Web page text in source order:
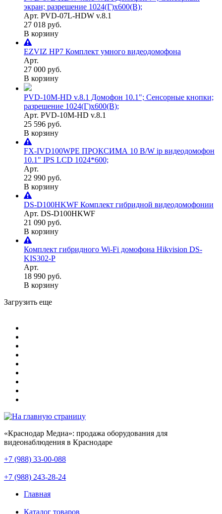
экран; разрешение 1024(Г)x600(В);
Арт. PVD-07L-HDW v.8.1
27 018 руб.
В корзину
EZVIZ HP7 Комплект умного видеодомофона
Арт.
27 000 руб.
В корзину
PVD-10M-HD v.8.1 Домофон 10.1"; Сенсорные кнопки;
разрешение 1024(Г)x600(В);
Арт. PVD-10M-HD v.8.1
25 596 руб.
В корзину
FX-IVD100WPE ПРОКСИМА 10 B/W ip видеодомофон
10.1" IPS LCD 1024*600;
Арт.
22 990 руб.
В корзину
DS-D100HKWF Комплект гибридной видеодомофонии
Арт. DS-D100HKWF
21 090 руб.
В корзину
Комплект гибридного Wi-Fi домофона Hikvision DS-
KIS302-P
Арт.
18 990 руб.
В корзину
Загрузить еще
«Краснодар Медиа»: продажа оборудования для
видеонаблюдения в Краснодаре
+7 (988) 33-00-088
+7 (988) 243-28-24
Главная
Каталог товаров